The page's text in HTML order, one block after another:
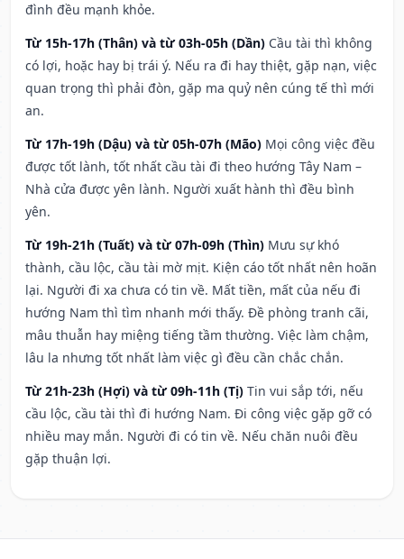
đình đều mạnh khỏe.
Từ 15h-17h (Thân) và từ 03h-05h (Dần) Cầu tài thì không
có lợi, hoặc hay bị trái ý. Nếu ra đi hay thiệt, gặp nạn, việc
quan trọng thì phải đòn, gặp ma quỷ nên cúng tế thì mới
an.
Từ 17h-19h (Dậu) và từ 05h-07h (Mão) Mọi công việc đều
được tốt lành, tốt nhất cầu tài đi theo hướng Tây Nam –
Nhà cửa được yên lành. Người xuất hành thì đều bình
yên.
Từ 19h-21h (Tuất) và từ 07h-09h (Thìn) Mưu sự khó
thành, cầu lộc, cầu tài mờ mịt. Kiện cáo tốt nhất nên hoãn
lại. Người đi xa chưa có tin về. Mất tiền, mất của nếu đi
hướng Nam thì tìm nhanh mới thấy. Đề phòng tranh cãi,
mâu thuẫn hay miệng tiếng tầm thường. Việc làm chậm,
lâu la nhưng tốt nhất làm việc gì đều cần chắc chắn.
Từ 21h-23h (Hợi) và từ 09h-11h (Tị) Tin vui sắp tới, nếu
cầu lộc, cầu tài thì đi hướng Nam. Đi công việc gặp gỡ có
nhiều may mắn. Người đi có tin về. Nếu chăn nuôi đều
gặp thuận lợi.